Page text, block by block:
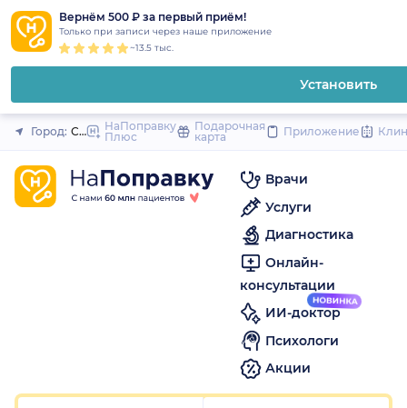
Вернём 500 ₽ за первый приём!
Только при записи через наше приложение
~13.5 тыс.
Установить
Закрыть
Город: Санкт-Петербург
НаПоправку
Плюс
Подарочная
карта
Приложение
Врачи
Услуги
Диагностика
Онлайн-
консультации
ИИ-доктор
Психологи
Акции